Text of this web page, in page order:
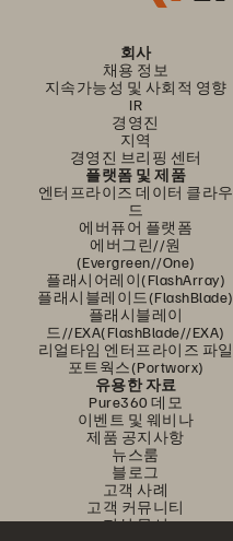
회사
채용 정보
지속가능성 및 사회적 영향
IR
경영진
지역
경영진 브리핑 센터
플랫폼 및 제품
엔터프라이즈 데이터 클라우
드
에버퓨어 플랫폼
에버그린//원
(Evergreen//One)
플래시어레이(FlashArray)
플래시블레이드(FlashBlade)
플래시블레이
드//EXA(FlashBlade//EXA)
리얼타임 엔터프라이즈 파일
포트웍스(Portworx)
유용한 자료
Pure360 데모
이벤트 및 웨비나
제품 공지사항
뉴스룸
블로그
고객 사례
고객 커뮤니티
지식 문서